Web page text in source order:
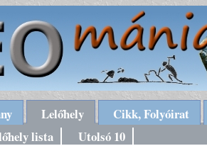
Lelőhely
Cikk, Folyóirat
lista Utolsó 10